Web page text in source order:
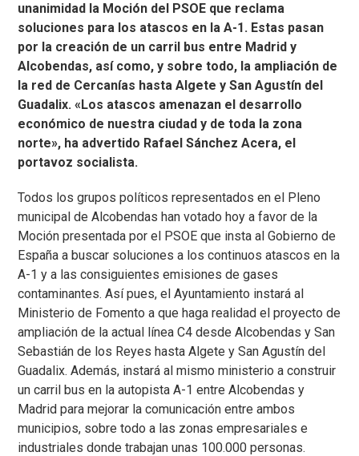
unanimidad la Moción del PSOE que reclama
soluciones para los atascos en la A-1. Estas pasan
por la creación de un carril bus entre Madrid y
Alcobendas, así como, y sobre todo, la ampliación de
la red de Cercanías hasta Algete y San Agustín del
Guadalix. «Los atascos amenazan el desarrollo
económico de nuestra ciudad y de toda la zona
norte», ha advertido Rafael Sánchez Acera, el
portavoz socialista.
Todos los grupos políticos representados en el Pleno
municipal de Alcobendas han votado hoy a favor de la
Moción presentada por el PSOE que insta al Gobierno de
España a buscar soluciones a los continuos atascos en la
A-1 y a las consiguientes emisiones de gases
contaminantes. Así pues, el Ayuntamiento instará al
Ministerio de Fomento a que haga realidad el proyecto de
ampliación de la actual línea C4 desde Alcobendas y San
Sebastián de los Reyes hasta Algete y San Agustín del
Guadalix. Además, instará al mismo ministerio a construir
un carril bus en la autopista A-1 entre Alcobendas y
Madrid para mejorar la comunicación entre ambos
municipios, sobre todo a las zonas empresariales e
industriales donde trabajan unas 100.000 personas.